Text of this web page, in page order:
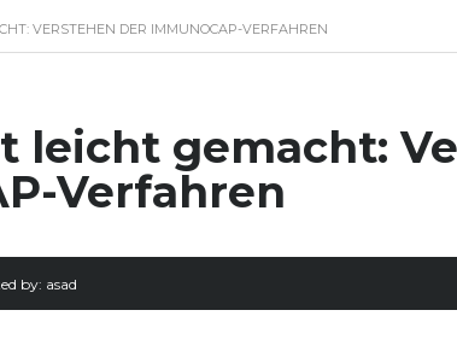
VERSTEHEN DER IMMUNOCAP-VERFAHREN
leicht gemacht:
Verfahren
by: asad